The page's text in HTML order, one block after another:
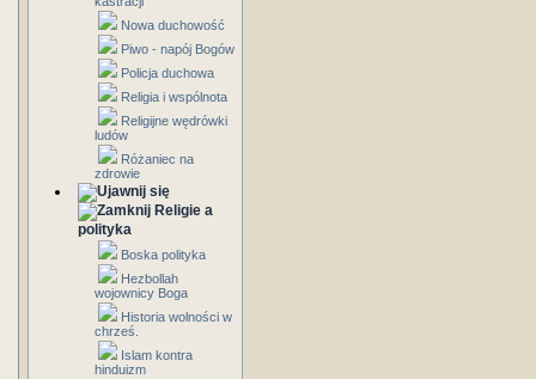
Nowa duchowość
Piwo - napój Bogów
Policja duchowa
Religia i wspólnota
Religijne wędrówki
ludów
Różaniec na
zdrowie
Religie a
polityka
Boska polityka
Hezbollah
wojownicy Boga
Historia wolności w
chrześ.
Islam kontra
hinduizm